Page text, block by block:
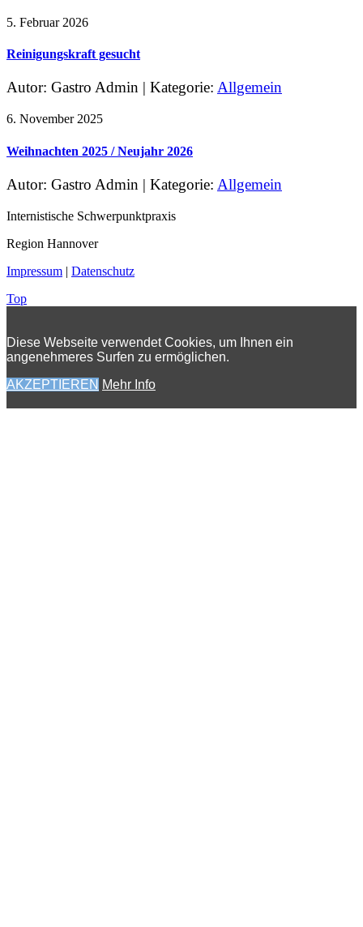
5. Februar 2026
Reinigungskraft gesucht
Autor: Gastro Admin | Kategorie: Allgemein
6. November 2025
Weihnachten 2025 / Neujahr 2026
Autor: Gastro Admin | Kategorie: Allgemein
Internistische Schwerpunktpraxis
Region Hannover
Impressum | Datenschutz
Top
Diese Webseite verwendet Cookies, um Ihnen ein
angenehmeres Surfen zu ermöglichen.
AKZEPTIEREN Mehr Info